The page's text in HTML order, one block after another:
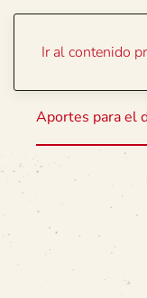
Ir al contenido
Aportes para el